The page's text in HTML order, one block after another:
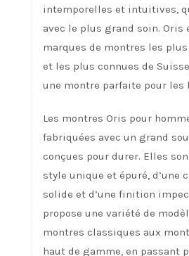
intemporelles et intuitives,
avec le plus grand soin. Oris
marques de montres les
et les plus connues de
une montre parfaite pour les
Les montres Oris pour
fabriquées avec un grand
conçues pour durer. Elles
style unique et épuré, d’une
solide et d’une finition
propose une variété de
montres classiques aux
haut de gamme, en passant